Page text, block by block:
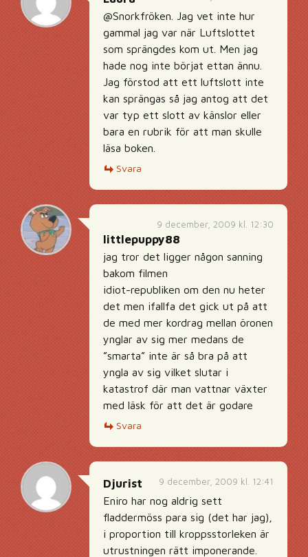
@Snorkfröken. Jag vet inte hur
gammal jag var när Luftslottet
som sprängdes kom ut. Men jag
hade nog inte börjat ettan ännu.
Jag förstod att ett luftslott inte
kan sprängas så jag antog att det
var typ ett slott av känslor eller
bara en rubrik för att man skulle
läsa boken.
Svara
9 december, 2009 kl. 12:30
littlepuppy88
jag tror det ligger någon sanning
bakom filmen
idiot-republiken om den nu heter
det men ifallfa det gick ut på att
de med mer kordrag mellan öronen
ynglar av sig mer medans de
”smarta” inte är så bra på att
yngla av sig vilket slutar i
katastrof där man vattnar växter
med läsk för att det är godare
Svara
9 december, 2009 kl. 12:41
Djurist
Eniro har nog aldrig sett
fladdermöss para sig (det har jag),
i proportion till kroppsstorleken är
utrustningen rätt imponerande.